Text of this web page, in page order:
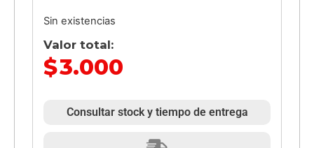
Sin existencias
Valor total:
$3.000
Consultar stock y tiempo de entrega